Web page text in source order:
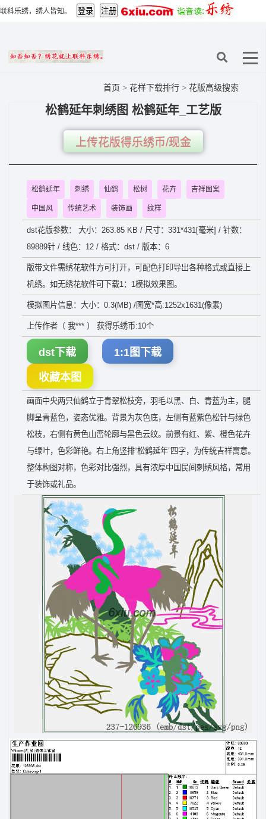
联科乐绣，绣人皆知。
首页 > 花样下载排行 > 花版高级搜索
松鹤延年刺绣图 松鹤延年_工艺版
上传花版得乐绣币/现金
松鹤延年 刺绣 仙鹤 松树 花卉 吉祥图案
中国风 传统艺术 装饰画 纹样
dst花版参数： 大小：263.85 KB / 尺寸：331*431[毫米] / 针数：
89889针 / 线色：12 / 格式：dst / 版本：6
版带文件需绣花软件方可打开，可配色打印导出各种格式或直接上
机绣。如无绣花软件可下载1：1模拟效果图。
模拟图片信息：大小：0.3(MB) /图宽*高:1252x1631(像素)
上传作者（ 我*** ） 获得乐绣币:10个
dst下载 1:1图下载
收藏本图
画面中央两只仙鹤立于青翠松枝旁，羽毛以黑、白、青蓝为主，腿
脚呈青蓝色，姿态优雅。背景为灰色底，左侧有蓝紫色松针与绿色
松枝，右侧有黄色山峦轮廓与黑色云纹。前景有红、紫、橙色花卉
与绿叶，色彩鲜艳。右上角竖排“松鹤延年”四字，为传统吉祥寓意。
整体构图对称，色彩对比强烈，具有浓厚中国民间刺绣风格，常用
于装饰或礼品。